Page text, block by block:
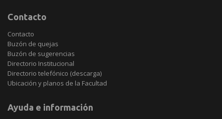
Contacto
Contacto
Buzón de quejas
Buzón de sugerencias
Directorio Institucional
Directorio telefónico (descarga)
Ubicación y planos de la Facultad
Ayuda e información